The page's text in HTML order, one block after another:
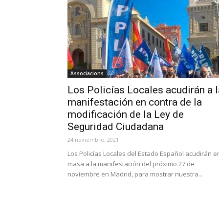
Associacions
Los Policías Locales acudirán a
manifestación en contra de la
modificación de la Ley de
Seguridad Ciudadana
24 noviembre, 2021
Los Policías Locales del Estado Español acudirán
masa a la manifestación del próximo 27 de
noviembre en Madrid, para mostrar nuestra...